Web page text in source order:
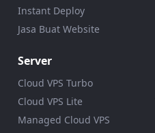
Instant Deploy
Jasa Buat Website
Server
Cloud VPS Turbo
Cloud VPS Lite
Managed Cloud VPS